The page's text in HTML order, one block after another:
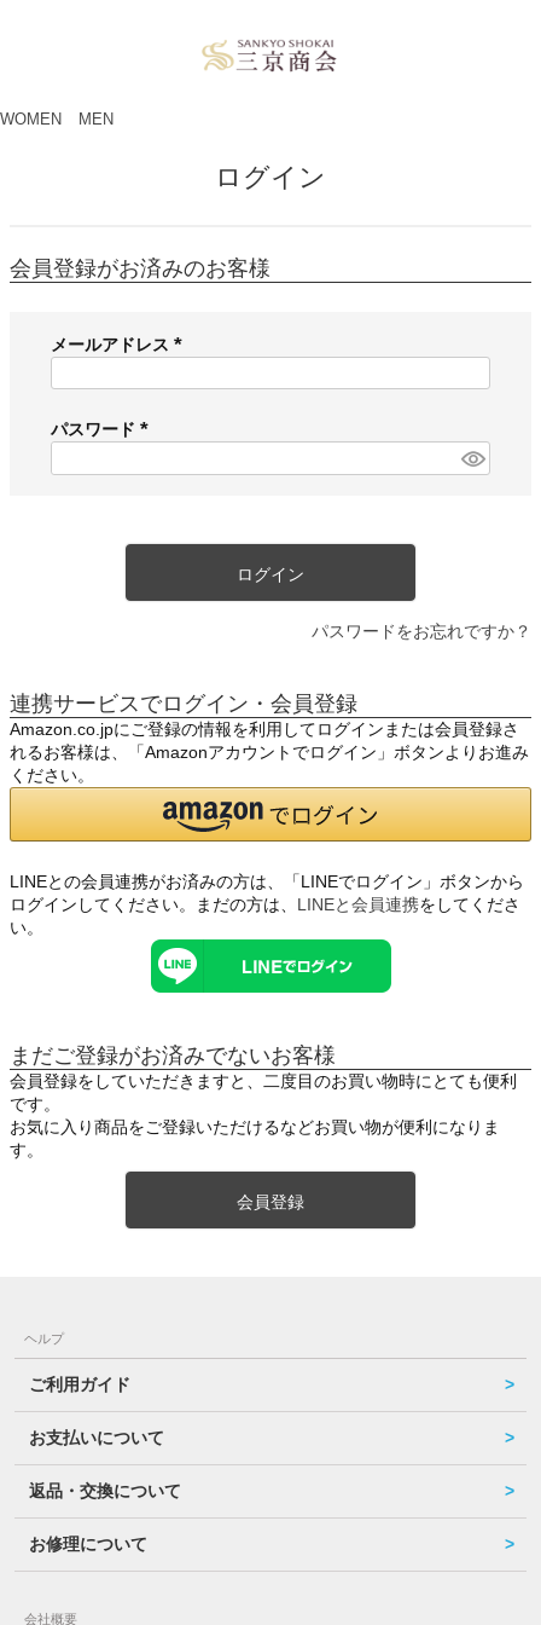
WOMEN MEN
ログイン
会員登録がお済みのお客様
メールアドレス
必
)
パスワード
必
ログイン
パスワードをお忘れですか？
連携サービスでログイン・会員登録
Amazon.co.jpにご登録の情報を利用してログインまたは会員登録さ
れるお客様は、「Amazonアカウントでログイン」ボタンよりお進み
ください。
LINEとの会員連携がお済みの方は、「LINEでログイン」ボタンから
ログインしてください。まだの方は、 LINEと会員連携をしてくださ
い。
まだご登録がお済みでないお客様
会員登録をしていただきますと、二度目のお買い物時にとても便利
です。
お気に入り商品をご登録いただけるなどお買い物が便利になりま
す。
会員登録
ヘルプ
ご利用ガイド
お支払いについて
返品・交換について
お修理について
会社概要